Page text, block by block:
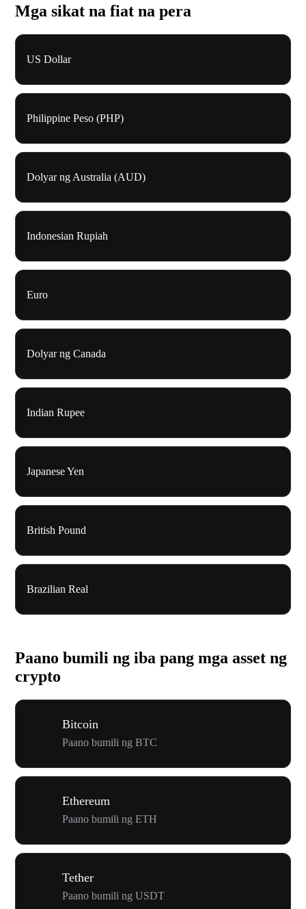
Mga sikat na fiat na pera
US Dollar
Philippine Peso (PHP)
Dolyar ng Australia (AUD)
Indonesian Rupiah
Euro
Dolyar ng Canada
Indian Rupee
Japanese Yen
British Pound
Brazilian Real
Paano bumili ng iba pang mga asset ng
crypto
Bitcoin
Paano bumili ng BTC
Ethereum
Paano bumili ng ETH
Tether
Paano bumili ng USDT